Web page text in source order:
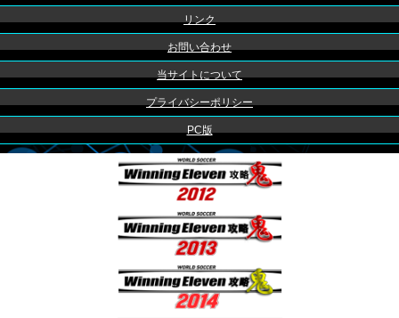
リンク
お問い合わせ
当サイトについて
プライバシーポリシー
PC版